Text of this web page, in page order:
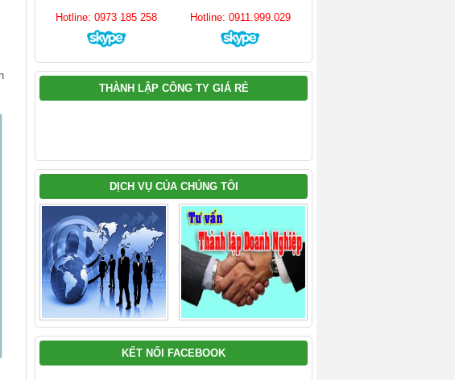
Hotline: 0973 185 258
Hotline: 0911.999.029
THÀNH LẬP CÔNG TY GIÁ RẺ
DỊCH VỤ CỦA CHÚNG TÔI
KẾT NỐI FACEBOOK